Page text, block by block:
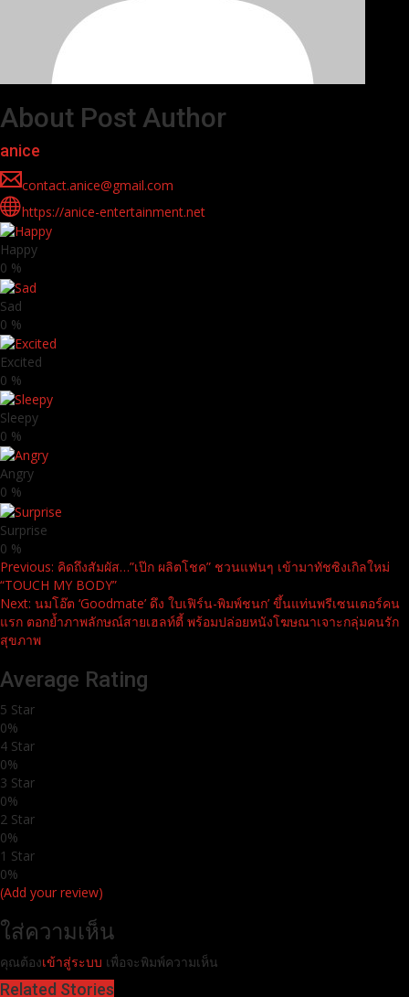
About Post Author
anice
contact.anice@gmail.com
https://anice-entertainment.net
Happy
0 %
Sad
0 %
Excited
0 %
Sleepy
0 %
Angry
0 %
Surprise
0 %
Continue
Reading
Previous: คิดถึงสัมผัส…”เป๊ก ผลิตโชค” ชวนแฟนๆ เข้ามาทัชซิงเกิลใหม่
“TOUCH MY BODY”
Next: นมโอ๊ต ‘Goodmate’ ดึง ใบเฟิร์น-พิมพ์ชนก’ ขึ้นแท่นพรีเซนเตอร์คน
แรก ตอกย้ำภาพลักษณ์สายเฮลท์ตี้ พร้อมปล่อยหนังโฆษณาเจาะกลุ่มคนรัก
สุขภาพ
Average Rating
5 Star
0%
4 Star
0%
3 Star
0%
2 Star
0%
1 Star
0%
(Add your review)
ใส่ความเห็น
คุณต้องเข้าสู่ระบบ เพื่อจะพิมพ์ความเห็น
Related Stories